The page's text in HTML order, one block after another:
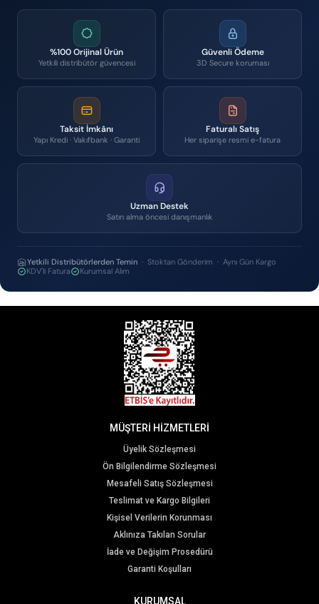
%100 Orijinal Ürün
Yetkili distribütör güvencesi
Güvenli Ödeme
3D Secure koruması
Taksit İmkânı
Yapı Kredi · Vakıfbank · Garanti
Faturalı Satış
Her siparişe resmi e-fatura
Uzman Destek
Satın alma öncesi danışmanlık
Yetkili Distribütörlerden Temin · Stoktan Gönderim · Aynı Gün Kargo
KDV'li Fatura
Kurumsal Alım
MÜŞTERİ HİZMETLERİ
Üyelik Sözleşmesi
Ön Bilgilendirme Sözleşmesi
Mesafeli Satış Sözleşmesi
Teslimat ve Kargo Bilgileri
Kişisel Verilerin Korunması
Aklınıza Takılan Sorular
İade ve Değişim Prosedürü
Garanti Koşulları
KURUMSAL